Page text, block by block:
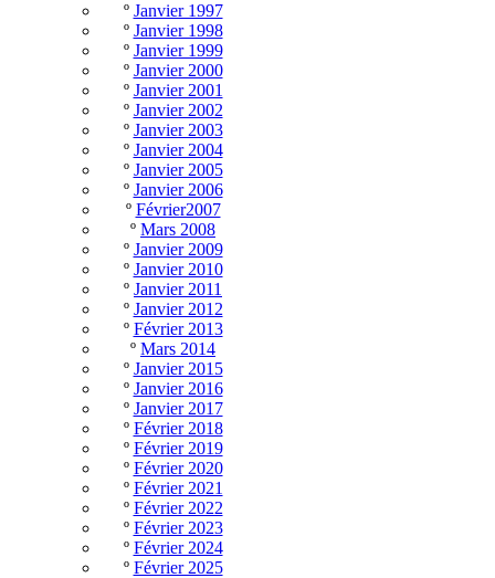
º Janvier 1997
º Janvier 1998
º Janvier 1999
º Janvier 2000
º Janvier 2001
º Janvier 2002
º Janvier 2003
º Janvier 2004
º Janvier 2005
º Janvier 2006
º Février2007
º Mars 2008
º Janvier 2009
º Janvier 2010
º Janvier 2011
º Janvier 2012
º Février 2013
º Mars 2014
º Janvier 2015
º Janvier 2016
º Janvier 2017
º Février 2018
º Février 2019
º Février 2020
º Février 2021
º Février 2022
º Février 2023
º Février 2024
º Février 2025